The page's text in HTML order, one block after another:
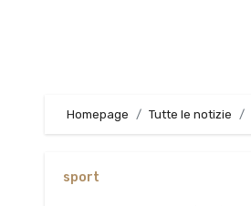
Homepage Tutte le notizie
sport